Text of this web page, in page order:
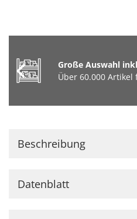
Große Auswahl
Über 60.000
Beschreibung
Datenblatt